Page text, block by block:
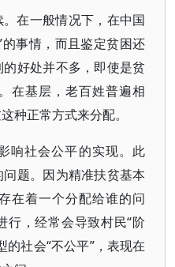
在一般情况下，在中国
事情，而且鉴定贫困还
好处并不多，即使是贫
在基层，老百姓普遍相
种正常方式来分配。
响社会公平的实现。此
题。因为精准扶贫基本
在着一个分配给谁的问
行，经常会导致村民“阶
的社会“不公平”，表现在